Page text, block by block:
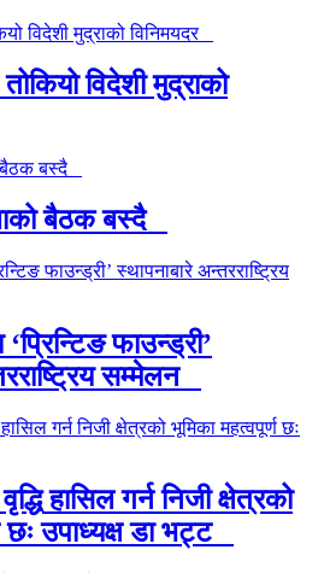
विदेशी मुद्राको
बैठक बस्दै
फाउन्ड्री’
सम्मेलन
हासिल गर्न निजी क्षेत्रको
छः उपाध्यक्ष डा भट्ट